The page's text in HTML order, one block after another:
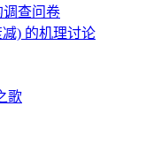
调查问卷
) 的机理讨论
歌